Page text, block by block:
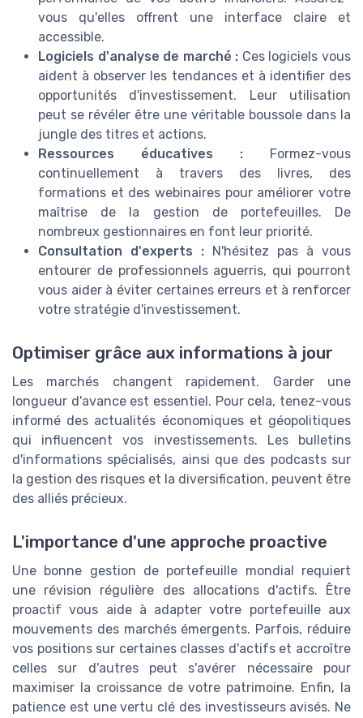
vous qu'elles offrent une interface claire et
accessible.
Logiciels d'analyse de marché : Ces logiciels vous
aident à observer les tendances et à identifier des
opportunités d'investissement. Leur utilisation
peut se révéler être une véritable boussole dans la
jungle des titres et actions.
Ressources éducatives : Formez-vous
continuellement à travers des livres, des
formations et des webinaires pour améliorer votre
maîtrise de la gestion de portefeuilles. De
nombreux gestionnaires en font leur priorité.
Consultation d'experts : N'hésitez pas à vous
entourer de professionnels aguerris, qui pourront
vous aider à éviter certaines erreurs et à renforcer
votre stratégie d'investissement.
Optimiser grâce aux informations à jour
Les marchés changent rapidement. Garder une
longueur d'avance est essentiel. Pour cela, tenez-vous
informé des actualités économiques et géopolitiques
qui influencent vos investissements. Les bulletins
d'informations spécialisés, ainsi que des podcasts sur
la gestion des risques et la diversification, peuvent être
des alliés précieux.
L'importance d'une approche proactive
Une bonne gestion de portefeuille mondial requiert
une révision régulière des allocations d'actifs. Être
proactif vous aide à adapter votre portefeuille aux
mouvements des marchés émergents. Parfois, réduire
vos positions sur certaines classes d'actifs et accroître
celles sur d'autres peut s'avérer nécessaire pour
maximiser la croissance de votre patrimoine. Enfin, la
patience est une vertu clé des investisseurs avisés. Ne